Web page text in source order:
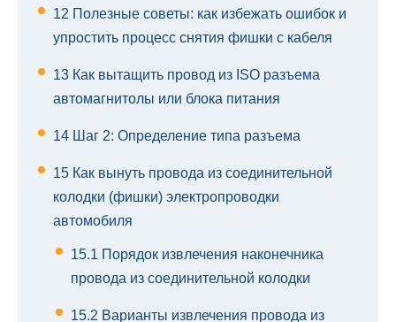
12 Полезные советы: как избежать ошибок и
упростить процесс снятия фишки с кабеля
13 Как вытащить провод из ISO разъема
автомагнитолы или блока питания
14 Шаг 2: Определение типа разъема
15 Как вынуть провода из соединительной
колодки (фишки) электропроводки
автомобиля
15.1 Порядок извлечения наконечника
провода из соединительной колодки
15.2 Варианты извлечения провода из